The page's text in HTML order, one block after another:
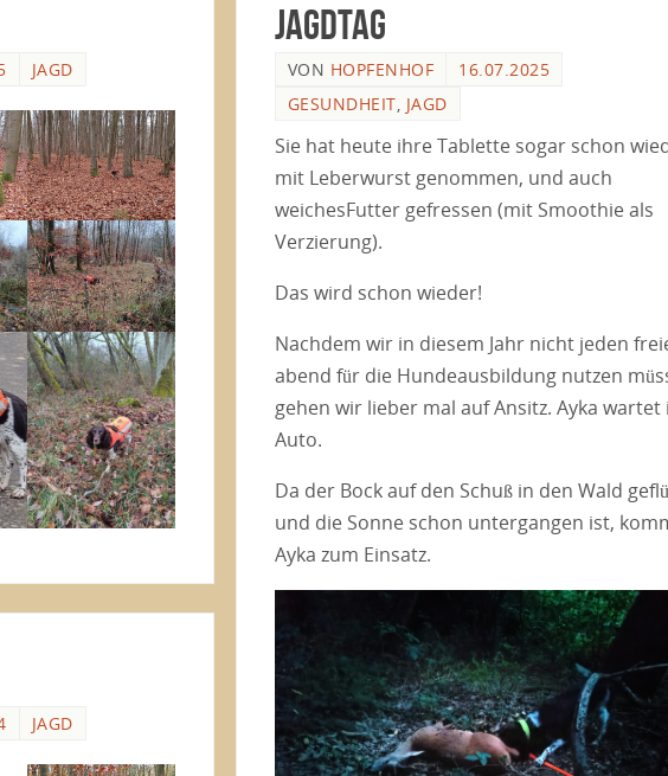
JAGD
Jagdtag
VON HOPFENHOF
16.07.2025
GESUNDHEIT, JAGD
Sie hat heute ihre Tablette sogar schon
mit Leberwurst genommen, und auch
weichesFutter gefressen (mit Smoothie als
Verzierung).
Das wird schon wieder!
Nachdem wir in diesem Jahr nicht jeden
abend für die Hundeausbildung nutzen
gehen wir lieber mal auf Ansitz. Ayka wartet
Auto.
Da der Bock auf den Schuß in den Wald
und die Sonne schon untergangen ist,
Ayka zum Einsatz.
JAGD